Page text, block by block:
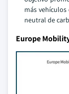
más
neutral de
Europe